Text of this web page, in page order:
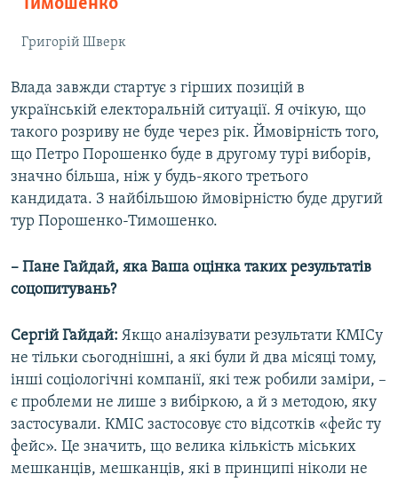
Тимошенко
Григорій Шверк
Влада завжди стартує з гірших позицій в
українській електоральній ситуації. Я очікую, що
такого розриву не буде через рік. Ймовірність того,
що Петро Порошенко буде в другому турі виборів,
значно більша, ніж у будь-якого третього
кандидата. З найбільшою ймовірністю буде другий
тур Порошенко-Тимошенко.
– Пане Гайдай, яка Ваша оцінка таких результатів
соцопитувань?
Сергій Гайдай: Якщо аналізувати результати КМІСу
не тільки сьогоднішні, а які були й два місяці тому,
інші соціологічні компанії, які теж робили заміри, –
є проблеми не лише з вибіркою, а й з методою, яку
застосували. КМІС застосовує сто відсотків «фейс ту
фейс». Це значить, що велика кількість міських
мешканців, мешканців, які в принципі ніколи не